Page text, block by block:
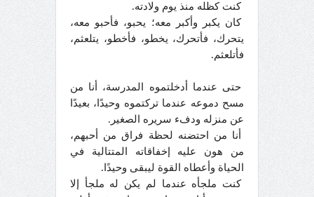
كنت كظله منذ يوم ولادته.
كان يكبر وأكبر معه؛ يحبو، فأحبو معه،
يتحرك، فأتحرك، يخطو، فأخطو، يتلعثم،
فأتلعثم.
حتى عندما أدخلتموه المدرسة، أنا من
مسح دموعه عندما تركتموه وحيدًا، بعيدًا
عن منزله ودفء سريره الصغير.
أنا من احتضنه لحظة فراق من أحبهم،
من هون عليه إخفاقاته المتتالية في
الحياة وأعطاه القوة ليبقى وحيدًا.
كنت ملجأه عندما لم يكن له ملجأ إلا